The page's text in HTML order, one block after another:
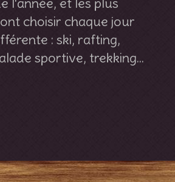
choisir chaque jour
: ski, rafting,
sportive, trekking...